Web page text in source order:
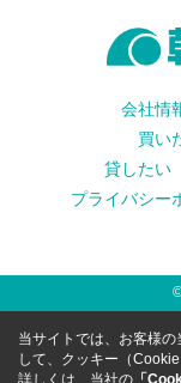
会社情
買い
貸したい
プライバシー
当サイトでは、お客様
して、クッキー（
詳しくは、当社の 「